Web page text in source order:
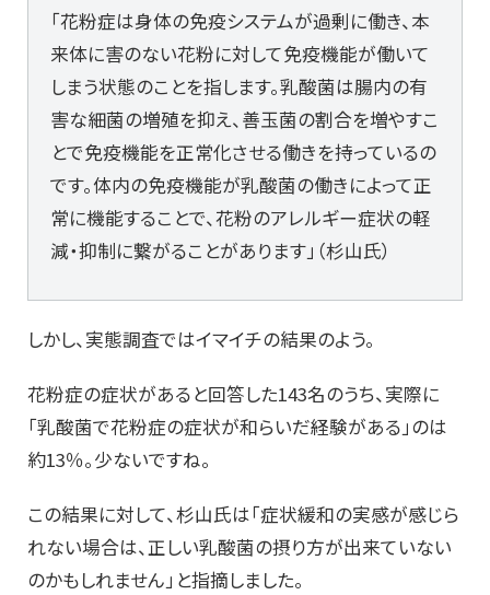
「花粉症は身体の免疫システムが過剰に働き、本
来体に害のない花粉に対して免疫機能が働いて
しまう状態のことを指します。乳酸菌は腸内の有
害な細菌の増殖を抑え、善玉菌の割合を増やすこ
とで免疫機能を正常化させる働きを持っているの
です。体内の免疫機能が乳酸菌の働きによって正
常に機能することで、花粉のアレルギー症状の軽
減・抑制に繋がることがあります」（杉山氏）
しかし、実態調査ではイマイチの結果のよう。
花粉症の症状があると回答した143名のうち、実際に
「乳酸菌で花粉症の症状が和らいだ経験がある」のは
約13％。少ないですね。
この結果に対して、杉山氏は「症状緩和の実感が感じら
れない場合は、正しい乳酸菌の摂り方が出来ていない
のかもしれません」と指摘しました。